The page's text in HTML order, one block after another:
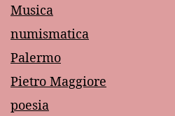
Musica
numismatica
Palermo
Pietro Maggiore
poesia